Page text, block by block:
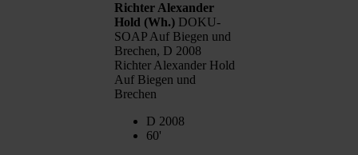
Richter Alexander
Hold (Wh.) DOKU-
SOAP Auf Biegen und
Brechen, D 2008
Richter Alexander Hold
Auf Biegen und
Brechen
D 2008
60'